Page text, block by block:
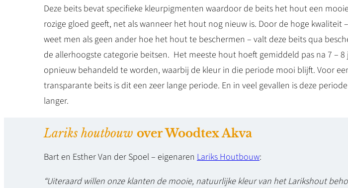
Deze beits bevat specifieke kleurpigmenten waardoor de beits het hout een
rozige gloed geeft, net als wanneer het hout nog nieuw is. Door de hoge kwaliteit
weet men als geen ander hoe het hout te beschermen – valt deze beits qua
de allerhoogste categorie beitsen. Het meeste hout hoeft gemiddeld pas na 7 – 8
opnieuw behandeld te worden, waarbij de kleur in die periode mooi blijft. Voor
transparante beits is dit een zeer lange periode. En in veel gevallen is deze
langer.
Lariks houtbouw over Woodtex Akva
Bart en Esther Van der Spoel – eigenaren Lariks Houtbouw:
“Uiteraard willen onze klanten de mooie, natuurlijke kleur van het Larikshout